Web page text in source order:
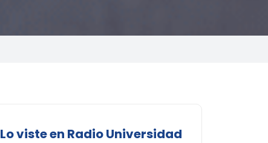
Lo viste en Radio Universidad